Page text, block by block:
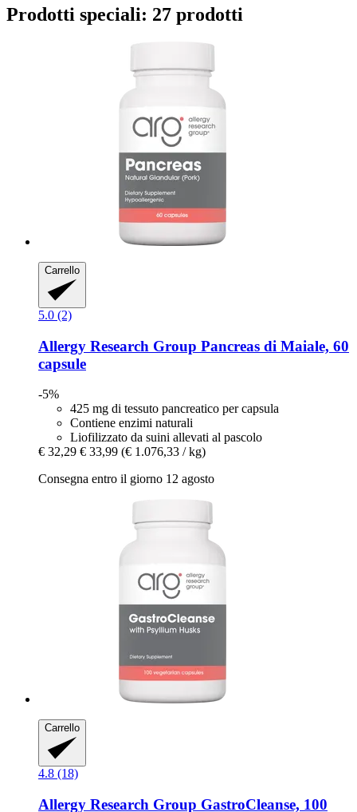
Prodotti speciali: 27 prodotti
Carrello
5.0 (2)
Allergy Research Group Pancreas di Maiale, 60
capsule
-5%
425 mg di tessuto pancreatico per capsula
Contiene enzimi naturali
Liofilizzato da suini allevati al pascolo
€ 32,29 € 33,99 (€ 1.076,33 / kg)
Consegna entro il giorno 12 agosto
Carrello
4.8 (18)
Allergy Research Group GastroCleanse, 100